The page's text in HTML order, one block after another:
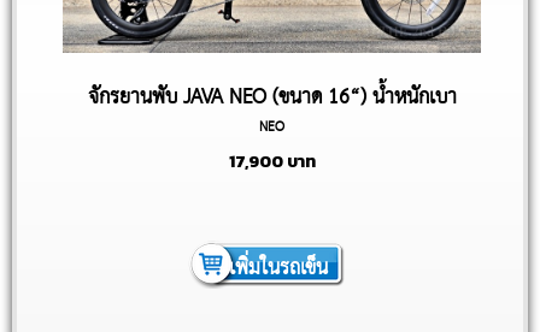
จักรยานพับ JAVA NEO (ขนาด 16“) น้ำหนักเบา
9.1kg
NEO
17,900 บาท
เพิ่มในรถเข็น